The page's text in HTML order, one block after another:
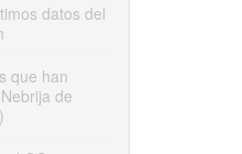
datos del
que han
de